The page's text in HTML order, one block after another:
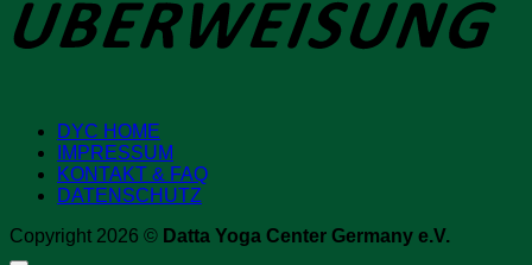
DYC HOME
IMPRESSUM
KONTAKT & FAQ
DATENSCHUTZ
Copyright 2026 © Datta Yoga Center Germany e.V.